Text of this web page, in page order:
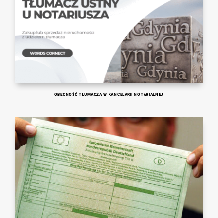
Niezależnie od dyscypliny tłumaczenia
ma swoje trudności i cechy szczególne.
korzystać z usług wykwalifikowanych i
tłumaczy ustnych. Jak ich rozpoznać? Można
wieloletniegodoświadczenia i gruntownej
Można także zwrócić się do profesjonalnego i
biura tłumaczeń.
Biuro tłumaczeń WORDS CONNECT z siedzibą
i Wejherowie to doskonały wybór. Posiadamy
wykonujemy tłumaczenia ustne wysokiej